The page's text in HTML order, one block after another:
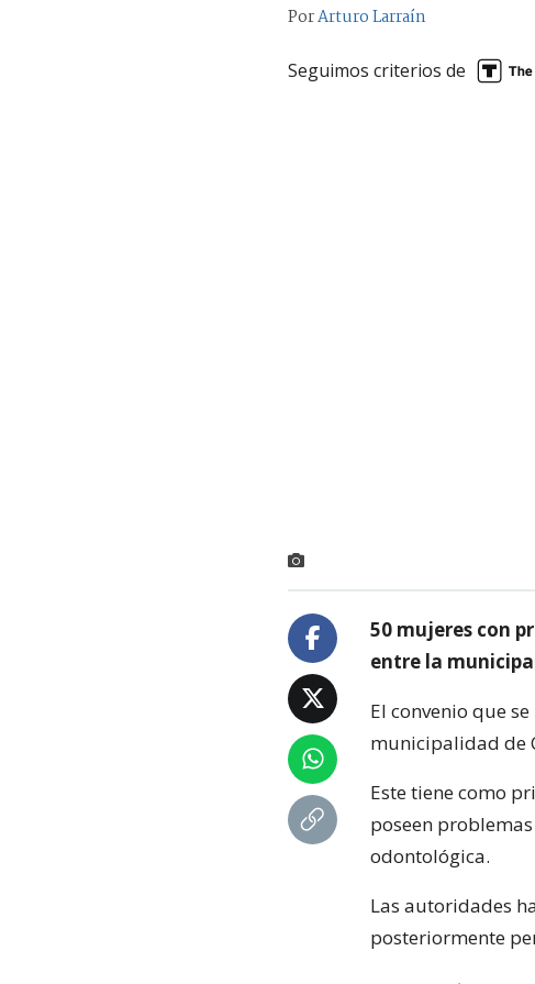
PorArturo Larraín
Seguimos criterios de
50 mujeres con
entre la
El convenio que
municipalidad de
Este tiene como
poseen
odontológica.
Las autoridades
posteriormente